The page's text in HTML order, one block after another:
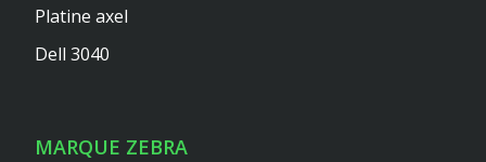
Platine axel
Dell 3040
MARQUE ZEBRA